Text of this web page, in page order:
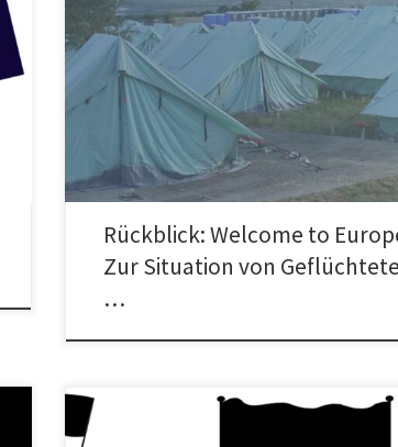
Danke Wesam, danke Lukas, für eine wunderbare
Veranstaltung am Samstag im Schauspiel Frankfurt
Fotoausstellung, Film und Vortrag über […]
Rückblick: Welcome to
Zur Situation von
…